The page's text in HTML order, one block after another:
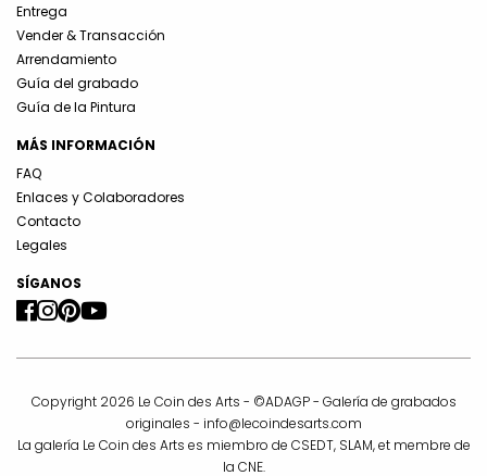
Entrega
Vender & Transacción
Arrendamiento
Guía del grabado
Guía de la Pintura
MÁS INFORMACIÓN
FAQ
Enlaces y Colaboradores
Contacto
Legales
SÍGANOS
Copyright 2026 Le Coin des Arts - ©ADAGP - Galería de grabados
originales - info@lecoindesarts.com
La galería Le Coin des Arts es miembro de CSEDT, SLAM, et membre de
la CNE.